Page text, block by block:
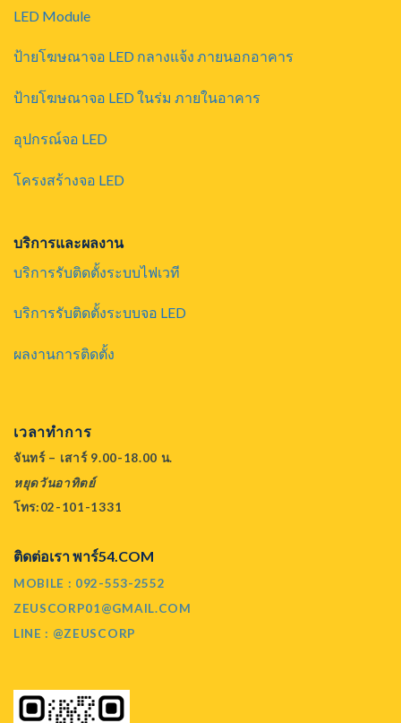
LED Module
ป้ายโฆษณาจอ LED กลางแจ้ง ภายนอกอาคาร
ป้ายโฆษณาจอ LED ในร่ม ภายในอาคาร
อุปกรณ์จอ LED
โครงสร้างจอ LED
บริการและผลงาน
บริการรับติดตั้งระบบไฟเวที
บริการรับติดตั้งระบบจอ LED
ผลงานการติดตั้ง
เวลาทำการ
จันทร์ – เสาร์ 9.00-18.00 น.
หยุดวันอาทิตย์
โทร:02-101-1331
ติดต่อเรา พาร์54.COM
MOBILE : 092-553-2552
ZEUSCORP01@GMAIL.COM
LINE : @ZEUSCORP